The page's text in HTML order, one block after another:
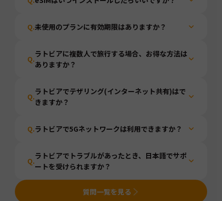
Q.未使用のプランに有効期限はありますか？
Q.
ラトビアに複数人で旅行する場合、お得な方法は
ありますか？
Q.
ラトビアでテザリング(インターネット共有)はで
きますか？
Q.ラトビアで5Gネットワークは利用できますか？
Q.
ラトビアでトラブルがあったとき、日本語でサポ
ートを受けられますか？
質問一覧を見る